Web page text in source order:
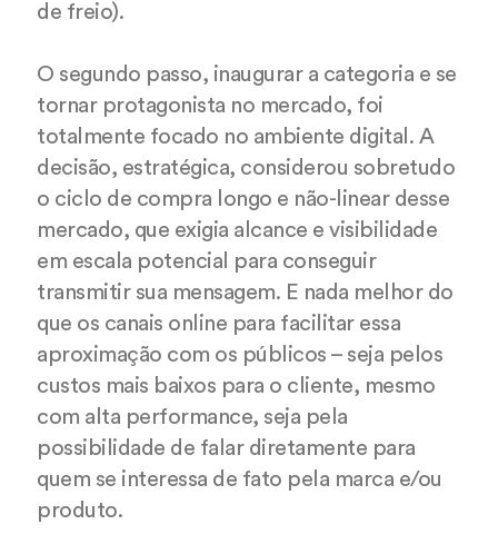
de freio).
O segundo passo, inaugurar a categoria e se
tornar protagonista no mercado, foi
totalmente focado no ambiente digital. A
decisão, estratégica, considerou sobretudo
o ciclo de compra longo e não-linear desse
mercado, que exigia alcance e visibilidade
em escala potencial para conseguir
transmitir sua mensagem. E nada melhor do
que os canais online para facilitar essa
aproximação com os públicos – seja pelos
custos mais baixos para o cliente, mesmo
com alta performance, seja pela
possibilidade de falar diretamente para
quem se interessa de fato pela marca e/ou
produto.